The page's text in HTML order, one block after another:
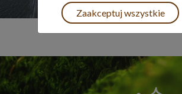
Zaakceptuj wszystkie